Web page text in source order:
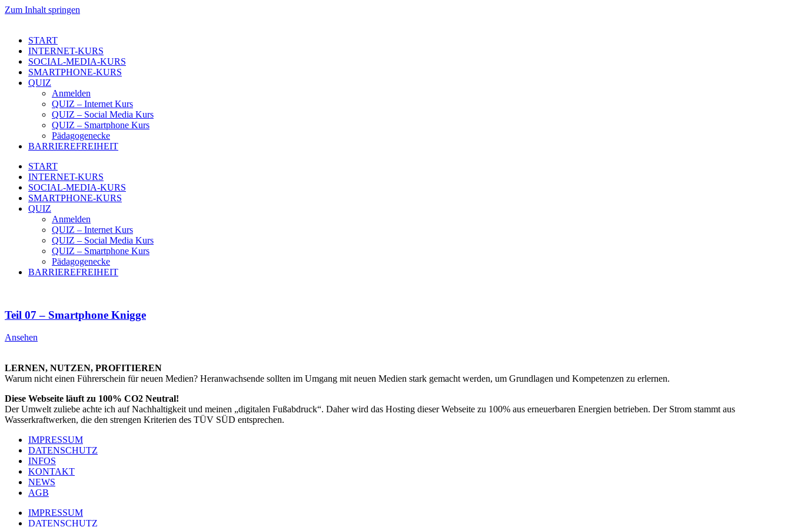
Zum Inhalt springen
START
INTERNET-KURS
SOCIAL-MEDIA-KURS
SMARTPHONE-KURS
QUIZ
Anmelden
QUIZ – Internet Kurs
QUIZ – Social Media Kurs
QUIZ – Smartphone Kurs
Pädagogenecke
BARRIEREFREIHEIT
START
INTERNET-KURS
SOCIAL-MEDIA-KURS
SMARTPHONE-KURS
QUIZ
Anmelden
QUIZ – Internet Kurs
QUIZ – Social Media Kurs
QUIZ – Smartphone Kurs
Pädagogenecke
BARRIEREFREIHEIT
Teil 07 – Smartphone Knigge
Ansehen
LERNEN, NUTZEN, PROFITIEREN
Warum nicht einen Führerschein für neuen Medien? Heranwachsende sollten im Umgang mit neuen Medien stark gemacht werden, um Grundlagen und Kompetenzen zu erlernen.
Diese Webseite läuft zu 100% CO2 Neutral!
Der Umwelt zuliebe achte ich auf Nachhaltigkeit und meinen „digitalen Fußabdruck“. Daher wird das Hosting dieser Webseite zu 100% aus erneuerbaren Energien betrieben. Der Strom stammt aus
Wasserkraftwerken, die den strengen Kriterien des TÜV SÜD entsprechen.
IMPRESSUM
DATENSCHUTZ
INFOS
KONTAKT
NEWS
AGB
IMPRESSUM
DATENSCHUTZ